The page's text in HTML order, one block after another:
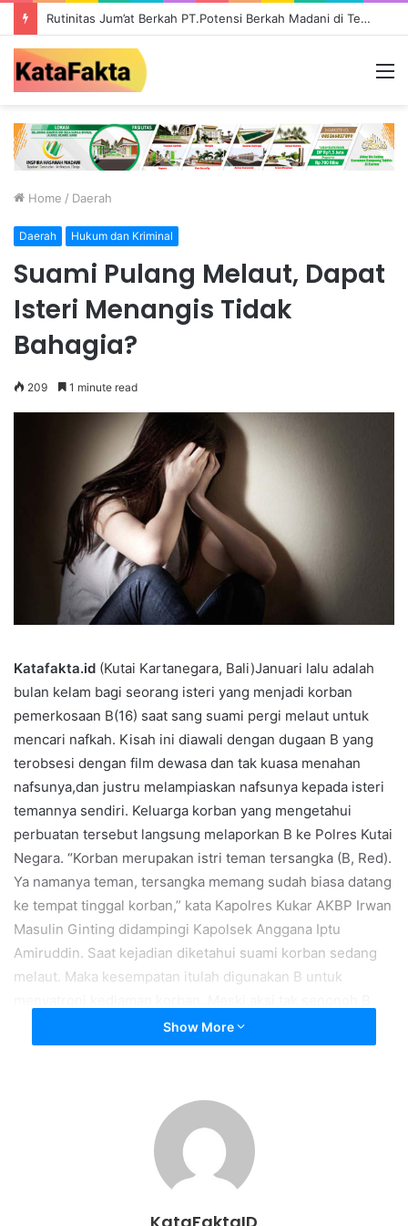
Rutinitas Jum’at Berkah PT.Potensi Berkah Madani di Tebo, Salurkan Bantuan ke Masyarakat
Home / Daerah
Daerah Hukum dan Kriminal
Suami Pulang Melaut, Dapat
Isteri Menangis Tidak
Bahagia?
209 1 minute read
Katafakta.id (Kutai Kartanegara, Bali)Januari lalu adalah
bulan kelam bagi seorang isteri yang menjadi korban
pemerkosaan B(16) saat sang suami pergi melaut untuk
mencari nafkah. Kisah ini diawali dengan dugaan B yang
terobsesi dengan film dewasa dan tak kuasa menahan
nafsunya,dan justru melampiaskan nafsunya kepada isteri
temannya sendiri. Keluarga korban yang mengetahui
perbuatan tersebut langsung melaporkan B ke Polres Kutai
Negara. “Korban merupakan istri teman tersangka (B, Red).
Ya namanya teman, tersangka memang sudah biasa datang
ke tempat tinggal korban,” kata Kapolres Kukar AKBP Irwan
Masulin Ginting didampingi Kapolsek Anggana Iptu
Amiruddin. Saat kejadian diketahui suami korban sedang
melaut. Maka kesempatan itulah digunakan B untuk
semula berjalan lancar, tidak tahunya malah ketahuan.
“Entah kebetulan atau bagaimana, saat itu suami korban
terdengar korban menangis dalam kamar,” kata Amiruddin.
Mendapati isterinya menangis, sang suami bertanya lalu
sang isteri menceritakan jika ia lepas diperkosa dengan
seorang yang merupakan temannya sendiri. Korban
terpaksa menuruti nafsu bejat sang pelaku karena
Show More